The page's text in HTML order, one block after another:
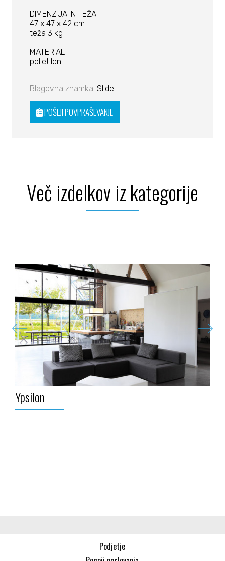
DIMENZIJA IN TEŽA
47 x 47 x 42 cm
teža 3 kg
MATERIAL
polietilen
Blagovna znamka: Slide
POŠLJI POVPRAŠEVANJE
Več izdelkov iz kategorije
Ypsilon
Podjetje